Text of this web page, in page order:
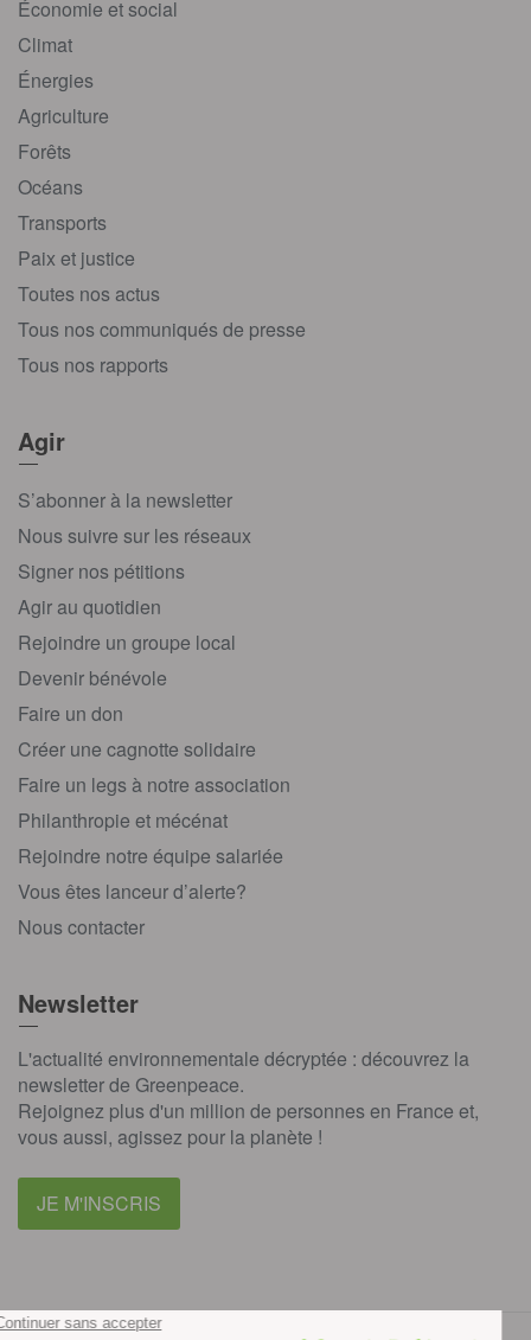
Économie et social
Climat
Énergies
Agriculture
Forêts
Océans
Transports
Paix et justice
Toutes nos actus
Tous nos communiqués de presse
Tous nos rapports
Agir
S’abonner à la newsletter
Nous suivre sur les réseaux
Signer nos pétitions
Agir au quotidien
Rejoindre un groupe local
Devenir bénévole
Faire un don
Créer une cagnotte solidaire
Faire un legs à notre association
Philanthropie et mécénat
Rejoindre notre équipe salariée
Vous êtes lanceur d’alerte?
Nous contacter
Newsletter
L'actualité environnementale décryptée : découvrez la
newsletter de Greenpeace.
Rejoignez plus d'un million de personnes en France et,
vous aussi, agissez pour la planète !
JE M'INSCRIS